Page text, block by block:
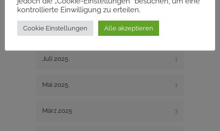
November 2025
September 2025
Juli 2025 1
Mai 2025 1
März 2025 3
kontrollierte Einwilligung zu erteilen.
Cookie Einstellungen Alle akzeptieren